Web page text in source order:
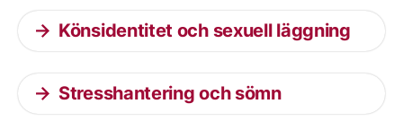
Könsidentitet och sexuell läggning
Stresshantering och sömn